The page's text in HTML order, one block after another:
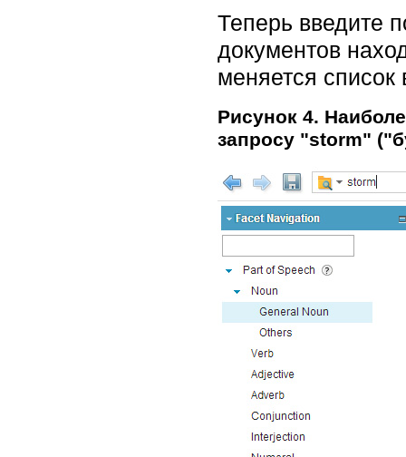
Теперь введите
документов
меняется
Рисунок 4.
запросу "storm"